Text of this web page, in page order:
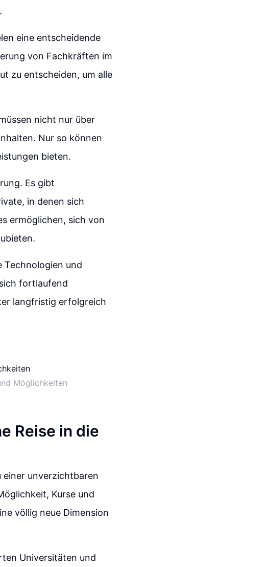
eine entscheidende
von Fachkräften im
zu entscheiden, um alle
nicht nur über
Nur so können
bieten.
Es gibt
in denen sich
ermöglichen, sich von
Technologien und
fortlaufend
langfristig erfolgreich
Möglichkeiten
Reise in die
einer unverzichtbaren
Kurse und
völlig neue Dimension
Universitäten und